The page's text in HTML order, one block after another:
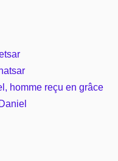
homme reçu en grâce